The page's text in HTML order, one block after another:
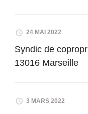
24 MAI 2022
Syndic de
13016 Marseille
3 MARS 2022